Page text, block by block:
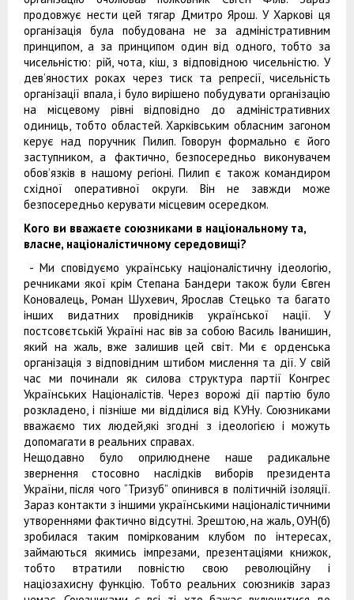
продовжує нести цей тягар Дмитро Ярош. У Харкові ця
організація була побудована не за адміністративним
принципом, а за принципом один від одного, тобто за
чисельністю: рій, чота, кіш, з відповідною чисельністю. У
дев’яностих роках через тиск та репресії, чисельність
організації впала, і було вирішено побудувати організацію
на місцевому рівні відповідно до адміністративних
одиниць, тобто областей. Харківським обласним загоном
керує над поручник Пилип. Говорун формально є його
заступником, а фактично, безпосередньо виконувачем
обов’язків в нашому регіоні. Пилип є також командиром
східної оперативної округи. Він не завжди може
безпосередньо керувати місцевим осередком.
Кого ви вважаєте союзниками в національному та,
власне, націоналістичному середовищі?
- Ми сповідуємо українську націоналістичну ідеологію,
речниками якої крім Степана Бандери також були Євген
Коновалець, Роман Шухевич, Ярослав Стецько та багато
інших видатних провідників української нації. У
постсовєтській Україні нас вів за собою Василь Іванишин,
який на жаль, вже залишив цей світ. Ми є орденська
організація з відповідним штибом мислення та дії. У свій
час ми починали як силова структура партії Конгрес
Українських Націоналістів. Через ворожі дії партію було
розкладено, і пізніше ми відділися від КУНу. Союзниками
вважаємо тих людей,які згодні з ідеологією і можуть
допомагати в реальних справах.
Нещодавно було оприлюднене наше радикальне
звернення стосовно наслідків виборів президента
України, після чого “Тризуб” опинився в політичній ізоляції.
Зараз контакти з іншими українськими націоналістичними
утвореннями фактично відсутні. Зрештою, на жаль, ОУН(б)
зробилася таким поміркованим клубом по інтересах,
займаються якимись імпрезами, презентаціями книжок,
тобто втратили повністю свою революційну і
націозахисну функцію. Тобто реальних союзників зараз